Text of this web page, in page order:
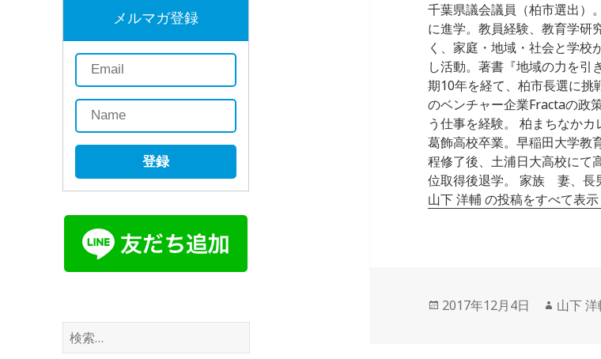
メルマガ登録
登録
検
索:
千葉県議会議員（柏市選出）
に進学。教員経験、教育学研
く、家庭・地域・社会と学校
し活動。著書『地域の力を引
期10年を経て、柏市長選に挑
のベンチャー企業Fractaの政
う仕事を経験。 柏まちなか
葛飾高校卒業。早稲田大学教
程修了後、土浦日大高校にて
位取得後退学。 家族 妻、長
山下 洋輔 の投稿をすべて表示
投
2017年12月4日
作
山下 洋